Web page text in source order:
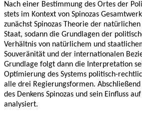
Nach einer Bestimmung des Ortes der
stets im Kontext von Spinozas
zunächst Spinozas Theorie der
Staat, sodann die Grundlagen der
Verhältnis von natürlichem und
Souveränität und der internationalen
Grundlage folgt dann die Interpretation
Optimierung des Systems politisch-
alle drei Regierungsformen.
des Denkens Spinozas und sein Einfluss
analysiert.